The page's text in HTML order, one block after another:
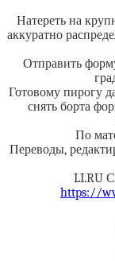
Натереть на
аккуратно
Отправить
Готовому пирогу
снять борта
По
Переводы,
LI.RU
https://